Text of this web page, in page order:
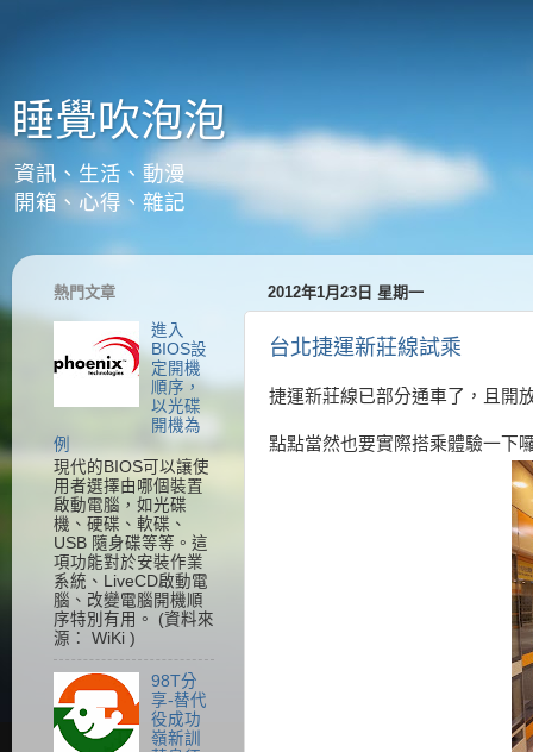
睡覺吹泡泡
資訊、生活、動漫
開箱、心得、雜記
2012年1月23日 星期一
台北捷運新莊線試乘
捷運新莊線已部分通車了，且開
點點當然也要實際搭乘體驗一下
熱門文章
進入
BIOS設
定開機
順序，
以光碟
開機為
例
現代的BIOS可以讓使
用者選擇由哪個裝置
啟動電腦，如光碟
機、硬碟、軟碟、
USB 隨身碟等等。這
項功能對於安裝作業
系統、LiveCD啟動電
腦、改變電腦開機順
序特別有用。 (資料來
源： WiKi )
98T分
享-替代
役成功
嶺新訓